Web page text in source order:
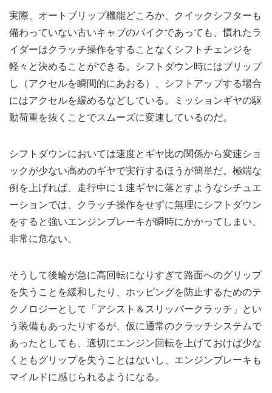
実際、オートブリップ機能どころか、クイックシフターも
備わっていない古いキャブのバイクであっても、慣れたラ
イダーはクラッチ操作をすることなくシフトチェンジを
軽々と決めることができる。シフトダウン時にはブリップ
し（アクセルを瞬間的にあおる）、シフトアップする場合
にはアクセルを緩めるなどしている。ミッションギヤの駆
動荷重を抜くことでスムーズに変速しているのだ。
シフトダウンにおいては速度とギヤ比の関係から変速ショ
ックが少ない高めのギヤで実行するほうが簡単だ。極端な
例を上げれば、走行中に１速ギヤに落とすようなシチュエ
ーションでは、クラッチ操作をせずに無理にシフトダウン
をすると強いエンジンブレーキが瞬時にかかってしまい、
非常に危ない。
そうして後輪が急に高回転になりすぎて路面へのグリップ
を失うことを緩和したり、ホッピングを防止するためのテ
クノロジーとして「アシスト＆スリッパークラッチ」とい
う装備もあったりするが、仮に通常のクラッチシステムで
あったとしても、適切にエンジン回転を上げておけば少な
くともグリップを失うことはないし、エンジンブレーキも
マイルドに感じられるようになる。